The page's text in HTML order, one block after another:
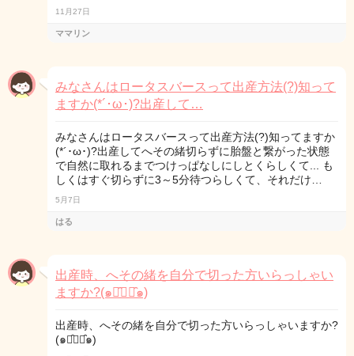
11月27日
ママリン
みなさんはロータスバースって出産方法(?)知って
ますか(*´･ω･)?出産して…
みなさんはロータスバースって出産方法(?)知ってますか
(*´･ω･)?出産してへその緒切らずに胎盤と繋がった状態
で自然に取れるまでつけっぱなしにしとくらしくて... も
しくはすぐ切らずに3～5分待つらしくて、それだけ…
5月7日
はる
出産時、へその緒を自分で切った方いらっしゃい
ますか?(๑･̑◡･̑๑)
出産時、へその緒を自分で切った方いらっしゃいますか?
(๑･̑◡･̑๑)